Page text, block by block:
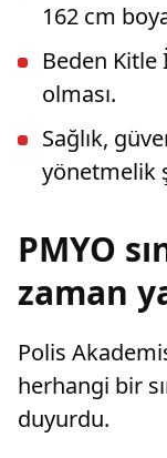
162 cm
Beden Kitle
olması.
Sağlık,
yönetmelik
PMYO
zaman
Polis
herhangi bir
duyurdu.